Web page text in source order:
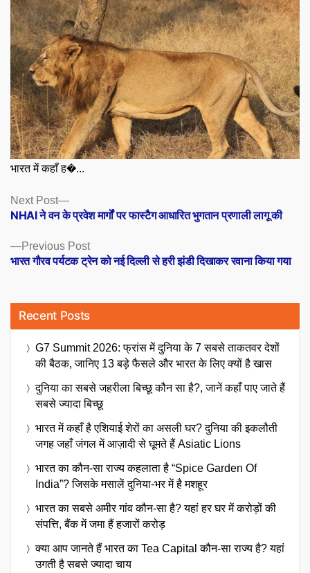
भारत में कहाँ ह�...
Posts
navigation
Previous PostPrevious
post:
भारत गौरव पर्यटक ट्रेन को नई दिल्ली से हरी झंडी दिखाकर रवाना किया गया
Next Post
Next
post:
NHAI ने वन के प्रवेश मार्गों पर फास्टैग आधारित भुगतान प्रणाली लागू की
Recent Posts
G7 Summit 2026: फ्रांस में दुनिया के 7 सबसे ताकतवर देशों
की बैठक, जानिए 13 बड़े फैसले और भारत के लिए क्यों है खास
दुनिया का सबसे जहरीला बिच्छू कौन सा है?, जानें कहाँ पाए जाते हैं
सबसे ज्यादा बिच्छू
भारत में कहाँ है एशियाई शेरों का असली घर? दुनिया की इकलौती
जगह जहाँ जंगल में आज़ादी से घूमते हैं Asiatic Lions
भारत का कौन-सा राज्य कहलाता है “Spice Garden Of
India”? जिसके मसालें दुनिया-भर में है मशहूर
भारत का सबसे अमीर गांव कौन-सा है? यहां हर घर में करोड़ों की
संपत्ति, बैंक में जमा हैं हजारों करोड़
क्या आप जानते हैं भारत का Tea Capital कौन-सा राज्य है? यहां
उगती है सबसे ज्यादा चाय